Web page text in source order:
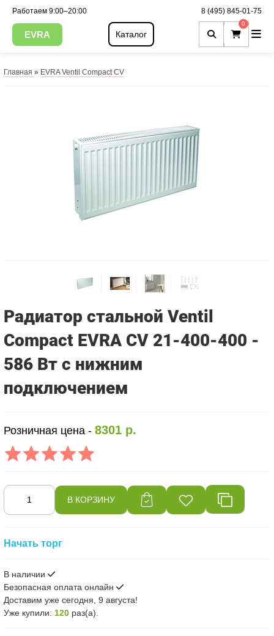
Работаем 9:00–20:00 8 (495) 845-01-75
EVRA Каталог
0
Главная » EVRA Ventil Compact CV
Радиатор стальной Ventil
Compact EVRA CV 21-400-400 -
586 Вт с нижним
подключением
Розничная цена -8301 р.
Начать торг
В наличии
Безопасная оплата онлайн
Доставимуже сегодня, 9 августа!
Уже купили: 120 раз(a).